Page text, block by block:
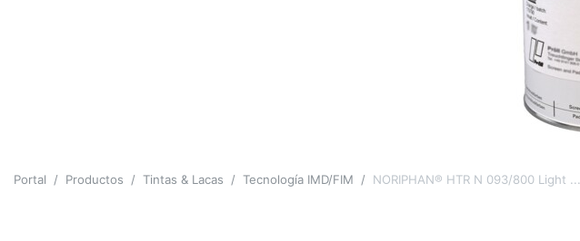
Portal Productos Tintas & Lacas Tecnología IMD/FIM NORIPHAN® HTR N 093/800 Light ...